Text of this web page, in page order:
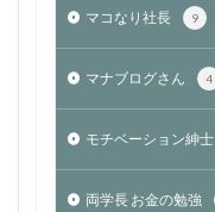
マコなり社長 9
マナブログさん 4
モチベーション紳士
両学長 お金の勉強